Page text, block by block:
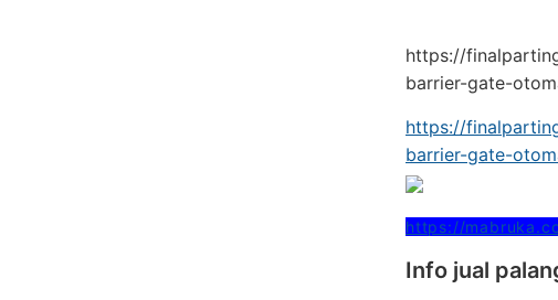
https://
barrier-gate-
https://
barrier-gate-
https://
Info jual